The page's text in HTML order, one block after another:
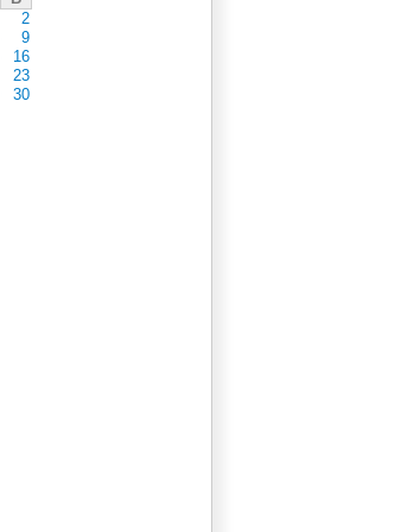
2
9
16
23
30